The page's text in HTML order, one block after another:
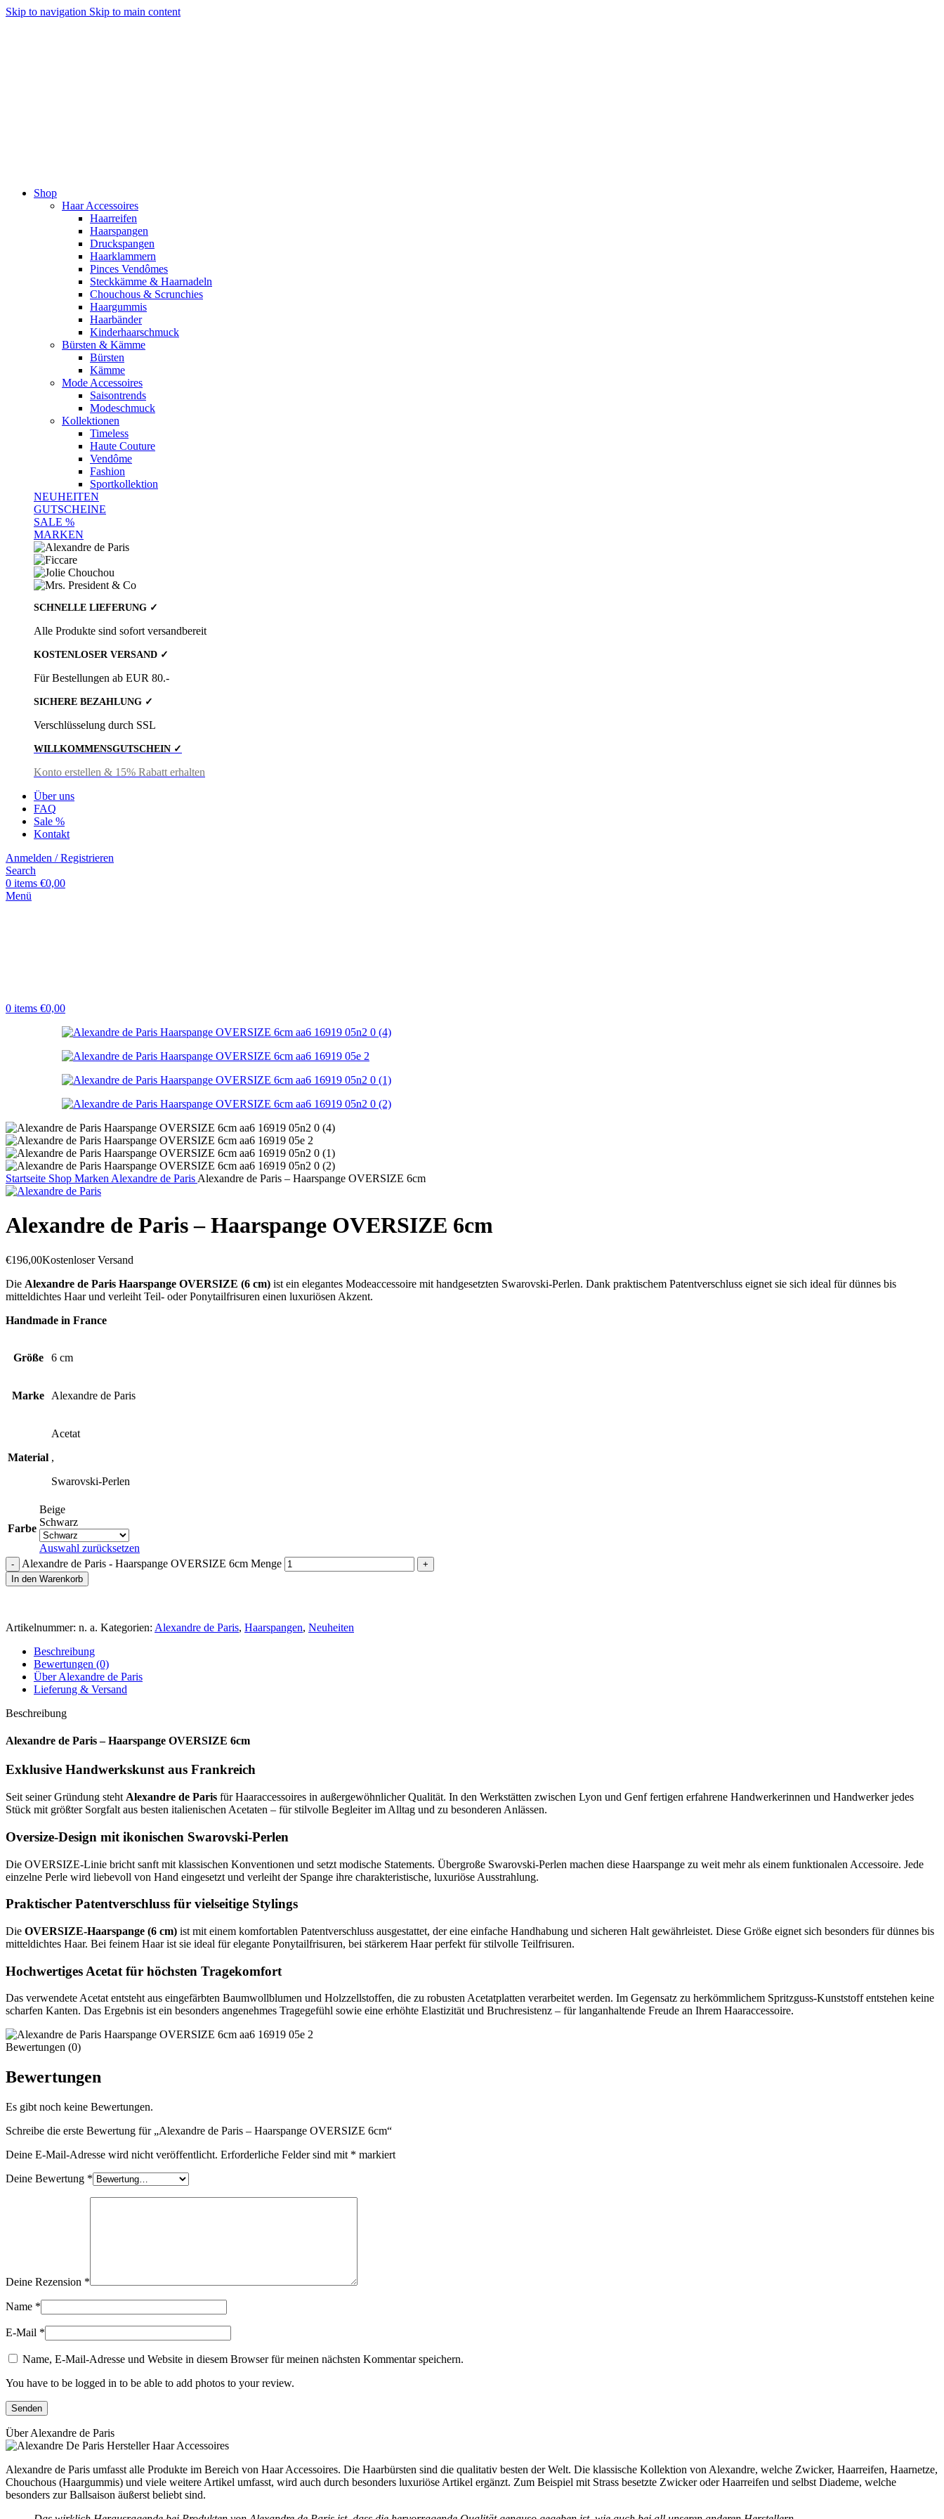
Skip to navigation Skip to main content
Shop
Haar Accessoires
Haarreifen
Haarspangen
Druckspangen
Haarklammern
Pinces Vendômes
Steckkämme & Haarnadeln
Chouchous & Scrunchies
Haargummis
Haarbänder
Kinderhaarschmuck
Bürsten & Kämme
Bürsten
Kämme
Mode Accessoires
Saisontrends
Modeschmuck
Kollektionen
Timeless
Haute Couture
Vendôme
Fashion
Sportkollektion
NEUHEITEN
GUTSCHEINE
SALE %
MARKEN
SCHNELLE LIEFERUNG ✓
Alle Produkte sind sofort versandbereit
KOSTENLOSER VERSAND ✓
Für Bestellungen ab EUR 80.-
SICHERE BEZAHLUNG ✓
Verschlüsselung durch SSL
WILLKOMMENSGUTSCHEIN ✓
Konto erstellen & 15% Rabatt erhalten
Über uns
FAQ
Sale %
Kontakt
Anmelden / Registrieren
Search
0 items €0,00
Menü
0 items €0,00
Startseite Shop Marken Alexandre de Paris Alexandre de Paris – Haarspange OVERSIZE 6cm
Alexandre de Paris – Haarspange OVERSIZE 6cm
€196,00Kostenloser Versand
Die Alexandre de Paris Haarspange OVERSIZE (6 cm) ist ein elegantes Modeaccessoire mit handgesetzten Swarovski-Perlen. Dank praktischem Patentverschluss eignet sie sich ideal für dünnes bis
mitteldichtes Haar und verleiht Teil- oder Ponytailfrisuren einen luxuriösen Akzent.
Handmade in France
Größe 6 cm
Marke Alexandre de Paris
Material
Acetat
,
Swarovski-Perlen
Farbe
Beige
Schwarz
Auswahl zurücksetzen
Alexandre de Paris - Haarspange OVERSIZE 6cm Menge
In den Warenkorb
Artikelnummer: n. a. Kategorien: Alexandre de Paris, Haarspangen, Neuheiten
Beschreibung
Bewertungen (0)
Über Alexandre de Paris
Lieferung & Versand
Beschreibung
Alexandre de Paris – Haarspange OVERSIZE 6cm
Exklusive Handwerkskunst aus Frankreich
Seit seiner Gründung steht Alexandre de Paris für Haaraccessoires in außergewöhnlicher Qualität. In den Werkstätten zwischen Lyon und Genf fertigen erfahrene Handwerkerinnen und Handwerker jedes
Stück mit größter Sorgfalt aus besten italienischen Acetaten – für stilvolle Begleiter im Alltag und zu besonderen Anlässen.
Oversize-Design mit ikonischen Swarovski-Perlen
Die OVERSIZE-Linie bricht sanft mit klassischen Konventionen und setzt modische Statements. Übergroße Swarovski-Perlen machen diese Haarspange zu weit mehr als einem funktionalen Accessoire. Jede
einzelne Perle wird liebevoll von Hand eingesetzt und verleiht der Spange ihre charakteristische, luxuriöse Ausstrahlung.
Praktischer Patentverschluss für vielseitige Stylings
Die OVERSIZE-Haarspange (6 cm) ist mit einem komfortablen Patentverschluss ausgestattet, der eine einfache Handhabung und sicheren Halt gewährleistet. Diese Größe eignet sich besonders für dünnes bis
mitteldichtes Haar. Bei feinem Haar ist sie ideal für elegante Ponytailfrisuren, bei stärkerem Haar perfekt für stilvolle Teilfrisuren.
Hochwertiges Acetat für höchsten Tragekomfort
Das verwendete Acetat entsteht aus eingefärbten Baumwollblumen und Holzzellstoffen, die zu robusten Acetatplatten verarbeitet werden. Im Gegensatz zu herkömmlichem Spritzguss-Kunststoff entstehen keine
scharfen Kanten. Das Ergebnis ist ein besonders angenehmes Tragegefühl sowie eine erhöhte Elastizität und Bruchresistenz – für langanhaltende Freude an Ihrem Haaraccessoire.
Bewertungen (0)
Bewertungen
Es gibt noch keine Bewertungen.
Schreibe die erste Bewertung für „Alexandre de Paris – Haarspange OVERSIZE 6cm“
Deine E-Mail-Adresse wird nicht veröffentlicht. Erforderliche Felder sind mit * markiert
Deine Bewertung *
Deine Rezension *
Name *
E-Mail *
Name, E-Mail-Adresse und Website in diesem Browser für meinen nächsten Kommentar speichern.
You have to be logged in to be able to add photos to your review.
Über Alexandre de Paris
Alexandre de Paris umfasst alle Produkte im Bereich von Haar Accessoires. Die Haarbürsten sind die qualitativ besten der Welt. Die klassische Kollektion von Alexandre, welche Zwicker, Haarreifen, Haarnetze,
Chouchous (Haargummis) und viele weitere Artikel umfasst, wird auch durch besonders luxuriöse Artikel ergänzt. Zum Beispiel mit Strass besetzte Zwicker oder Haarreifen und selbst Diademe, welche
besonders zur Ballsaison äußerst beliebt sind.